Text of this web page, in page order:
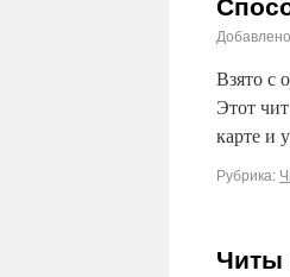
Добавлено
Взято с
Этот
карте и
Рубрика:
Читы